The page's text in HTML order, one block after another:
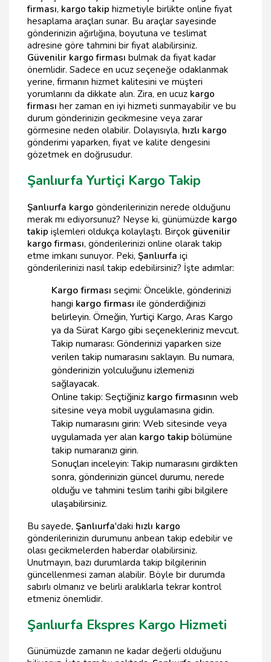
firması, kargo takip hizmetiyle birlikte online fiyat
hesaplama araçları sunar. Bu araçlar sayesinde
gönderinizin ağırlığına, boyutuna ve teslimat
adresine göre tahmini bir fiyat alabilirsiniz.
Güvenilir kargo firması bulmak da fiyat kadar
önemlidir. Sadece en ucuz seçeneğe odaklanmak
yerine, firmanın hizmet kalitesini ve müşteri
yorumlarını da dikkate alın. Zira, en ucuz kargo
firması her zaman en iyi hizmeti sunmayabilir ve bu
durum gönderinizin gecikmesine veya zarar
görmesine neden olabilir. Dolayısıyla, hızlı kargo
gönderimi yaparken, fiyat ve kalite dengesini
gözetmek en doğrusudur.
Şanlıurfa Yurtiçi Kargo Takip
Şanlıurfa kargo gönderilerinizin nerede olduğunu
merak mı ediyorsunuz? Neyse ki, günümüzde kargo
takip işlemleri oldukça kolaylaştı. Birçok güvenilir
kargo firması, gönderilerinizi online olarak takip
etme imkanı sunuyor. Peki, Şanlıurfa içi
gönderilerinizi nasıl takip edebilirsiniz? İşte adımlar:
Kargo firması seçimi: Öncelikle, gönderinizi
hangi kargo firması ile gönderdiğinizi
belirleyin. Örneğin, Yurtiçi Kargo, Aras Kargo
ya da Sürat Kargo gibi seçenekleriniz mevcut.
Takip numarası: Gönderinizi yaparken size
verilen takip numarasını saklayın. Bu numara,
gönderinizin yolculuğunu izlemenizi
sağlayacak.
Online takip: Seçtiğiniz kargo firmasının web
sitesine veya mobil uygulamasına gidin.
Takip numarasını girin: Web sitesinde veya
uygulamada yer alan kargo takipbölümüne
takip numaranızı girin.
Sonuçları inceleyin: Takip numarasını girdikten
sonra, gönderinizin güncel durumu, nerede
olduğu ve tahmini teslim tarihi gibi bilgilere
ulaşabilirsiniz.
Bu sayede, Şanlıurfa'daki hızlı kargo
gönderilerinizin durumunu anbean takip edebilir ve
olası gecikmelerden haberdar olabilirsiniz.
Unutmayın, bazı durumlarda takip bilgilerinin
güncellenmesi zaman alabilir. Böyle bir durumda
sabırlı olmanız ve belirli aralıklarla tekrar kontrol
etmeniz önemlidir.
Şanlıurfa Ekspres Kargo Hizmeti
Günümüzde zamanın ne kadar değerli olduğunu